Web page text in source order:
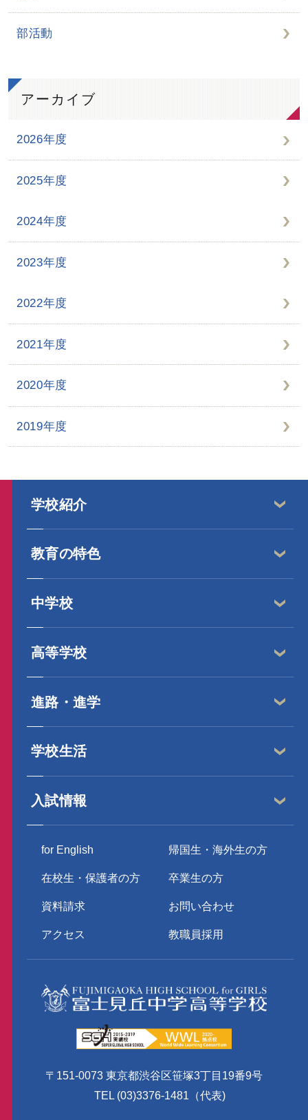
部活動
アーカイブ
2026年度
2025年度
2024年度
2023年度
2022年度
2021年度
2020年度
2019年度
学校紹介
教育の特色
中学校
高等学校
進路・進学
学校生活
入試情報
for English 帰国生・海外生の方
在校生・保護者の方 卒業生の方
資料請求 お問い合わせ
アクセス 教職員採用
〒151-0073 東京都渋谷区笹塚3丁目19番9号
TEL (03)3376-1481（代表)